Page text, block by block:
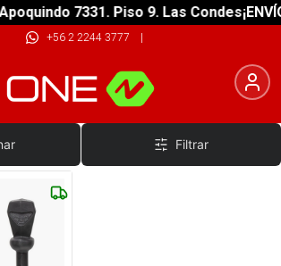
7331. Piso 9. Las Condes
+56 2 2244 3777 |
Nieve
Filtrar